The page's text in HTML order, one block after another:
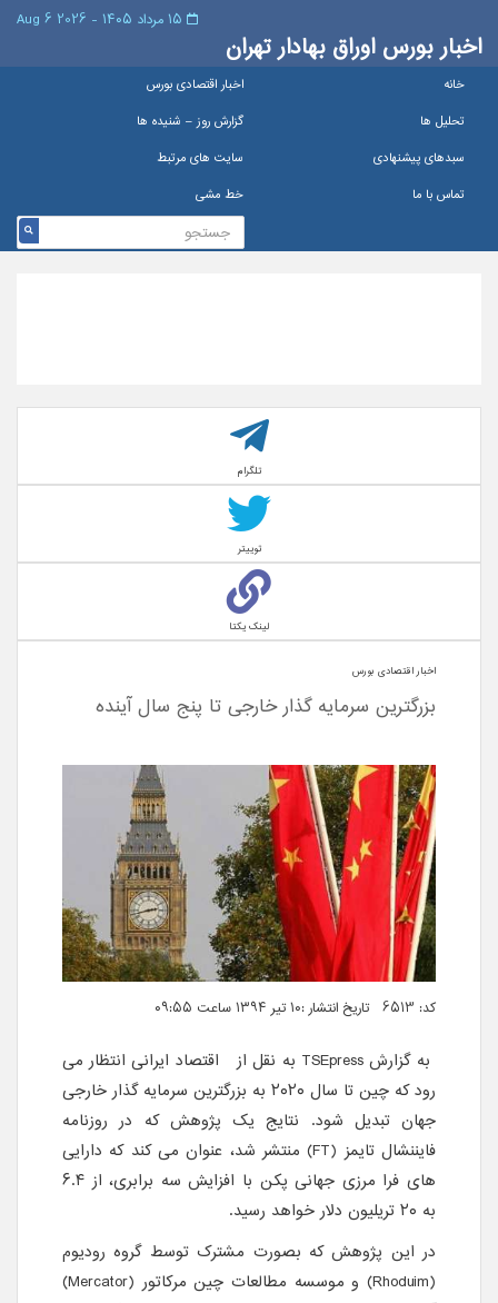
اخبار بورس اوراق بهادار تهران
خانه
اخبار اقتصادی بورس
تحلیل ها
گزارش روز – شنيده ها
سبدهای پیشنهادی
سایت های مرتبط
تماس با ما
خط مشی
تلگرام
توییتر
لینک یکتا
اخبار اقتصادی بورس
بزرگترین سرمایه گذار خارجی تا پنج سال آینده
کد: 6513 تاریخ انتشار :۱۰ تیر ۱۳۹۴ ساعت ۰۹:۵۵
به گزارشTSEpress به نقل از اقتصاد ایرانیانتظار می
رود که چین تا سال ۲۰۲۰ به بزرگترین سرمایه گذار خارجی
جهان تبدیل شود. نتایج یک پژوهش که در روزنامه
فایننشال تایمز (FT)منتشر شد، عنوان می کند که دارایی
های فرا مرزی جهانی پکن با افزایش سه برابری، از ۶.۴
به ۲۰ تریلیون دلار خواهد رسید.
در این پژوهش که بصورت مشترک توسط گروه رودیوم
(
Rhoduim) و موسسه مطالعات چین مرکاتور (Mercator
)